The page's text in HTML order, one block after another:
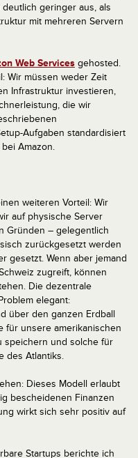
geringer aus, als
mit mehreren Servern
Web Services gehosted.
Wir müssen weder Zeit
Infrastruktur investieren,
die wir
Aufgaben standardisiert
Amazon.
weiteren Vorteil: Wir
auf physische Server
Gründen – gelegentlich
zurückgesetzt werden
gesetzt. Wenn aber jemand
zugreift, können
Die dezentrale
elegant:
über den ganzen Erdball
für unsere amerikanischen
speichern und solche für
des Atlantiks.
Dieses Modell erlaubt
bescheidenen Finanzen
wirkt sich sehr positiv auf
Startups berichte ich